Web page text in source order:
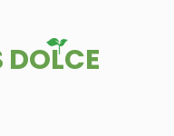
DOLCE